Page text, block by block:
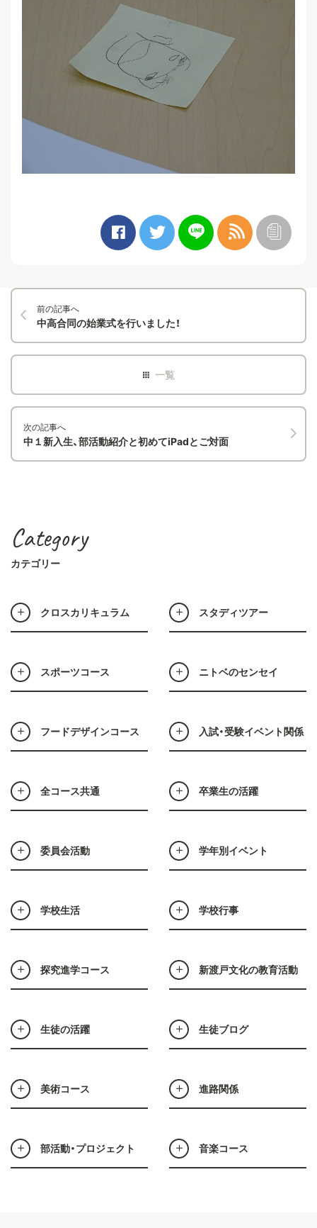
前の記事へ
中高合同の始業式を行いました！
次の記事へ
中１新入生、部活動紹介と初めてiPadとご対面
Category
カテゴリー
クロスカリキュラム スタディツアー
スポーツコース ニトベのセンセイ
フードデザインコース 入試・受験イベント関係
全コース共通 卒業生の活躍
委員会活動 学年別イベント
学校生活 学校行事
探究進学コース 新渡戸文化の教育活動
生徒の活躍 生徒ブログ
美術コース 進路関係
部活動・プロジェクト 音楽コース